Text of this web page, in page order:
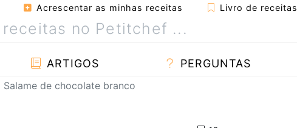
Acrescentar as minhas receitas Livro de receitas
ARTIGOS PERGUNTAS
Salame de chocolate branco